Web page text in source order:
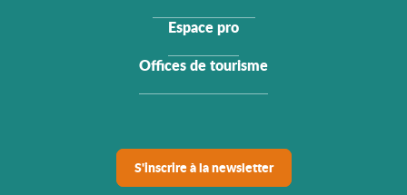
Espace pro
Offices de tourisme
S'inscrire à la newsletter